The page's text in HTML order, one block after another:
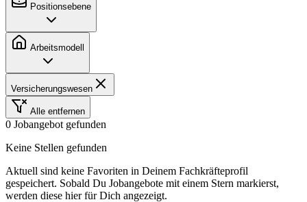
Positionsebene
Arbeitsmodell
Versicherungswesen
Alle entfernen
0 Jobangebot gefunden
Keine Stellen gefunden
Aktuell sind keine Favoriten in Deinem Fachkräfteprofil
gespeichert. Sobald Du Jobangebote mit einem Stern markierst,
werden diese hier für Dich angezeigt.